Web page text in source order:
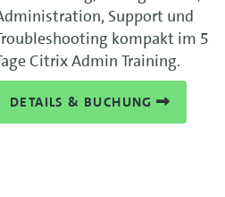
Support und
kompakt im 5
Citrix Admin Training.
DETAILS & BUCHUNG